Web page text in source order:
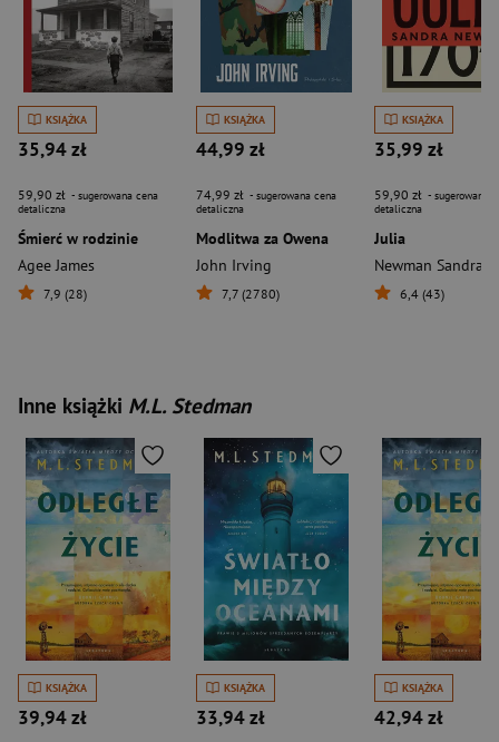
KSIĄŻKA
35,94 zł
59,90 zł - sugerowana cena
detaliczna
Śmierć w rodzinie
Agee James
7,9 (28)
KSIĄŻKA
44,99 zł
74,99 zł - sugerowana cena
detaliczna
Modlitwa za Owena
John Irving
7,7 (2780)
KSIĄŻKA
35,99 zł
59,90 zł - sugerowana
detaliczna
Julia
Newman Sandra
6,4 (43)
Inne książki M.L. Stedman
KSIĄŻKA
39,94 zł
KSIĄŻKA
33,94 zł
KSIĄŻKA
42,94 zł